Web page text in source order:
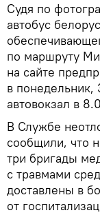
Судя по
автобус
по маршруту
на сайте
в
автовокзал в
В Службе
сообщили, что
три бригады
с травмами
доставлены в
от